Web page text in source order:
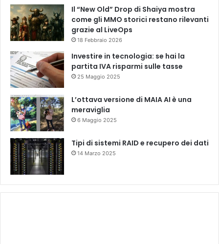
Il “New Old” Drop di Shaiya mostra
come gli MMO storici restano rilevanti
grazie al LiveOps
18 Febbraio 2026
Investire in tecnologia: se hai la
partita IVA risparmi sulle tasse
25 Maggio 2025
L’ottava versione di MAIA AI è una
meraviglia
6 Maggio 2025
Tipi di sistemi RAID e recupero dei dati
14 Marzo 2025